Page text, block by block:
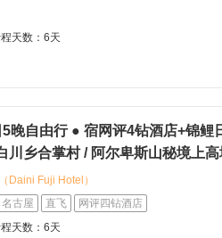
空或国航往返23kg 2件行李额 支
挤窄体廉航，机舱空间更宽敞舒适，长
眼航班，作息更友好适配长辈出行；单
:white_check_mark: 超高餐标美食盛
道日料，沉浸式品尝关西特色美食，吃
京都深度慢游打卡 深度畅游
:white_check_mark: 高规格住宿安排
升级 1 晚网评五钻高端酒店，额外三晚
泉，泡汤舒缓旅途疲惫，住宿舒适度
天数：6天
晚自由行 ● 宿网评4钻酒店+锦鲤
川乡合掌村 / 阿尔卑斯山秘境上高
Daini Fuji Hotel）
：JR名古屋站步行约3分钟，交通枢
商务型酒店，性价比之选，适合赶早
名古屋 直飞
网评四钻酒店
天数：6天